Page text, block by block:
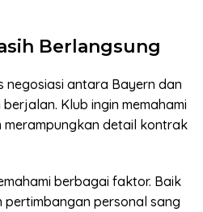
Berlangsung
negosiasi antara Bayern dan
Klub ingin memahami
merampungkan detail kontrak
berbagai faktor. Baik
pertimbangan personal sang